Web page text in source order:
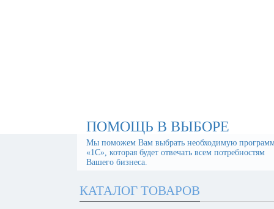
ПОМОЩЬ В ВЫБОРЕ
Мы поможем Вам выбрать необходимую
«1С», которая будет отвечать всем потребностям
Вашего бизнеса.
КАТАЛОГ ТОВАРОВ